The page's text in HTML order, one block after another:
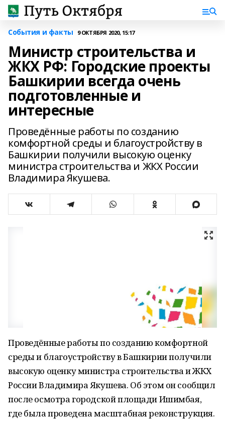
События и факты 9 ОКТЯБРЯ 2020, 15:17
Министр строительства и
ЖКХ РФ: Городские проекты
Башкирии всегда очень
подготовленные и
интересные
Проведённые работы по созданию
комфортной среды и благоустройству в
Башкирии получили высокую оценку
министра строительства и ЖКХ России
Владимира Якушева.
Проведённые работы по созданию комфортной
среды и благоустройству в Башкирии получили
высокую оценку министра строительства и ЖКХ
России Владимира Якушева. Об этом он сообщил
после осмотра городской площади Ишимбая,
где была проведена масштабная реконструкция.